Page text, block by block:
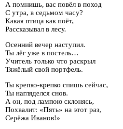
А помнишь, вас повёл в поход
С утра, в седьмом часу?
Какая птица как поёт,
Рассказывал в лесу.
Осенний вечер наступил.
Ты лёг уже в постель…
Учитель только что раскрыл
Тяжёлый свой портфель.
Ты крепко-крепко спишь сейчас,
Ты нагляделся снов.
А он, под лампою склонясь,
Похвалит: «Пять» на этот раз,
Серёжа Иванов!»